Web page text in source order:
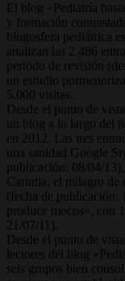
El blog «Pediatría
y formación
blogosfera pediátrica
analizan las 2.486
periodo de revisión
un estudio
5.000 visitas.
Desde el punto de
un blog a lo largo del
en 2012. Las tres
una sanidad Google
publicación: 08/04/
Carintia, el milagro de
(fecha de publicación:
produce mocos», con
21/07/11).
Desde el punto de
lectores del blog
seis grupos bien